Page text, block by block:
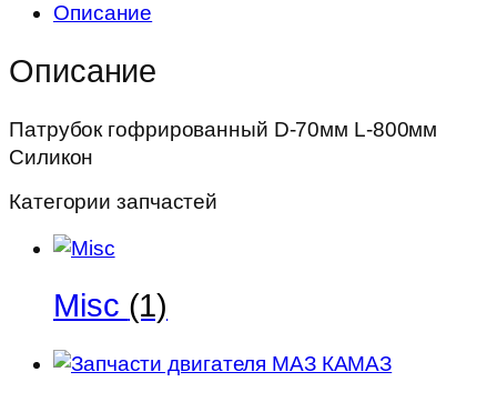
L-
Силикон
Описание
Описание
Патрубок гофрированный D-70мм L-800мм
Силикон
Категории запчастей
Misc (1)